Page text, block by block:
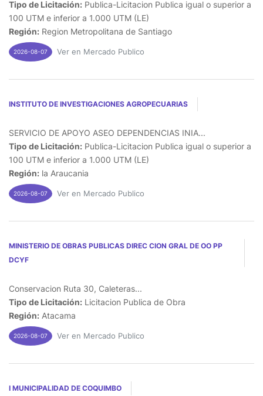
Tipo de Licitación: Publica-Licitacion Publica igual o superior a
100 UTM e inferior a 1.000 UTM (LE)
Región: Region Metropolitana de Santiago
2026-08-07 Ver en Mercado Publico
INSTITUTO DE INVESTIGACIONES AGROPECUARIAS
SERVICIO DE APOYO ASEO DEPENDENCIAS INIA...
Tipo de Licitación: Publica-Licitacion Publica igual o superior a
100 UTM e inferior a 1.000 UTM (LE)
Región: la Araucania
2026-08-07 Ver en Mercado Publico
MINISTERIO DE OBRAS PUBLICAS DIREC CION GRAL DE OO PP
DCYF
Conservacion Ruta 30, Caleteras...
Tipo de Licitación: Licitacion Publica de Obra
Región: Atacama
2026-08-07 Ver en Mercado Publico
I MUNICIPALIDAD DE COQUIMBO